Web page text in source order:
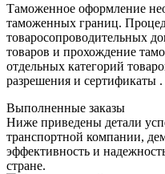
Таможенное оформление
таможенных границ.
товаросопроводительных
товаров и прохождение
отдельных категорий
разрешения и сертификаты .
Выполненные заказы
Ниже приведены детали
транспортной компании,
эффективность и
стране.